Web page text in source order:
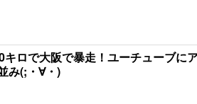
キロで大阪で暴走！ユーチューブに
み(;・∀・)